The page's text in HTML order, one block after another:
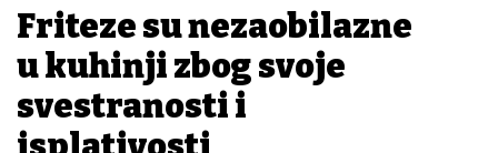
Friteze su nezaobilazne
u kuhinji zbog svoje
svestranosti i